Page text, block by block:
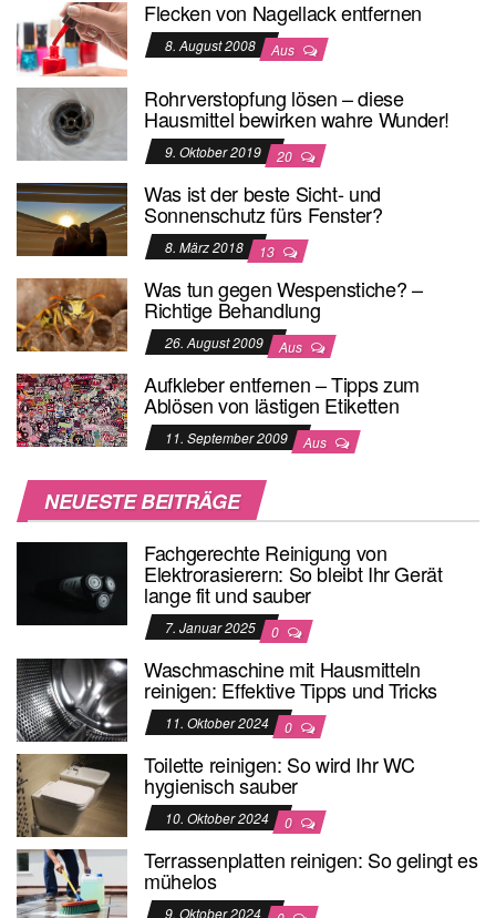
Flecken von Nagellack entfernen
8. August 2008 Aus
Rohrverstopfung lösen – diese
Hausmittel bewirken wahre Wunder!
9. Oktober 2019 20
Was ist der beste Sicht- und
Sonnenschutz fürs Fenster?
8. März 2018 13
Was tun gegen Wespenstiche? –
Richtige Behandlung
26. August 2009 Aus
Aufkleber entfernen – Tipps zum
Ablösen von lästigen Etiketten
11. September 2009 Aus
NEUESTE BEITRÄGE
Fachgerechte Reinigung von
Elektrorasierern: So bleibt Ihr Gerät
lange fit und sauber
7. Januar 2025 0
Waschmaschine mit Hausmitteln
reinigen: Effektive Tipps und Tricks
11. Oktober 2024 0
Toilette reinigen: So wird Ihr WC
hygienisch sauber
10. Oktober 2024 0
Terrassenplatten reinigen: So gelingt es
mühelos
9. Oktober 2024